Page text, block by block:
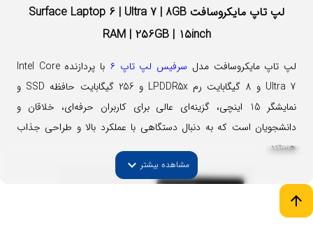
لپ تاپ مایکروسافت Surface Laptop 6 | Ultra 7 | 8GB
RAM | 256GB | 15inch
لپ تاپ مایکروسافت مدل سرفیس لپ تاپ ۶
با پردازنده Intel Core
Ultra 7 و 8 گیگابایت رم LPDDR5x و 256 گیگابایت حافظه SSD و
نمایشگر 15 اینچی، گزینه‌ای عالی برای کاربران حرفه‌ای، خلاقان و
دانشجویان است که به دنبال دستگاهی با عملکرد بالا و طراحی جذاب
هستند.
مشاهده بیشترexpand_more
arrow_upward